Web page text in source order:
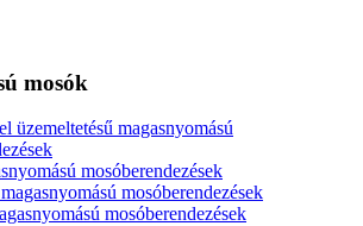
mosók
üzemeltetésű magasnyomású
mosóberendezések
mosóberendezések
mosóberendezések